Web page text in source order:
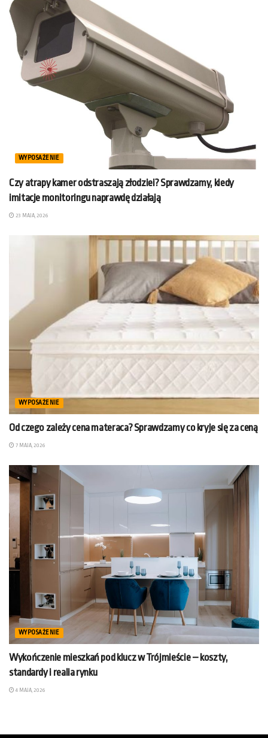
WYPOSAŻENIE
Czy atrapy kamer odstraszają złodziei? Sprawdzamy, kiedy
imitacje monitoringu naprawdę działają
23 MAJA, 2026
WYPOSAŻENIE
Od czego zależy cena materaca? Sprawdzamy co kryje się za ceną
7 MAJA, 2026
WYPOSAŻENIE
Wykończenie mieszkań pod klucz w Trójmieście – koszty,
standardy i realia rynku
4 MAJA, 2026